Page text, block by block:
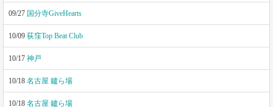
09/27 国分寺GiveHearts
10/09 荻窪Top Beat Club
10/17 神戸
10/18 名古屋 鑪ら場
10/18 名古屋 鑪ら場